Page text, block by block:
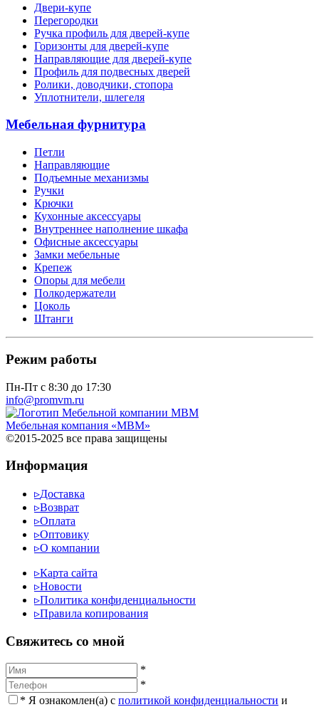
Двери-купе
Перегородки
Ручка профиль для дверей-купе
Горизонты для дверей-купе
Направляющие для дверей-купе
Профиль для подвесных дверей
Ролики, доводчики, стопора
Уплотнители, шлегеля
Мебельная фурнитура
Петли
Направляющие
Подъемные механизмы
Ручки
Крючки
Кухонные аксессуары
Внутреннее наполнение шкафа
Офисные аксессуары
Замки мебельные
Крепеж
Опоры для мебели
Полкодержатели
Цоколь
Штанги
Режим работы
Пн-Пт с 8:30 до 17:30
info@promvm.ru
Мебельная компания «МВМ»
©2015-2025 все права защищены
Информация
▹Доставка
▹Возврат
▹Оплата
▹Оптовику
▹О компании
▹Карта сайта
▹Новости
▹Политика конфиденциальности
▹Правила копирования
Cвяжитесь со мной
*
*
* Я ознакомлен(а) с политикой конфиденциальности и